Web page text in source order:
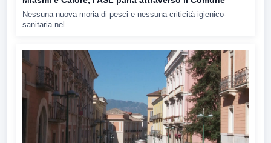
Nessuna nuova moria di pesci e nessuna criticità igienico-
sanitaria nel...